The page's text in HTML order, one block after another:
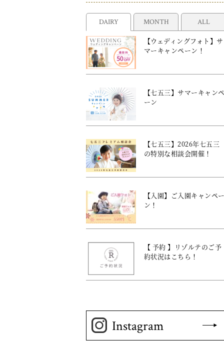
DAIRY MONTH ALL
【ウェディングフォト】サ
マーキャンペーン！
【七五三】サマーキャンペ
ーン
【七五三】2026年七五三
の特別な相談会開催！
【入園】ご入園キャンペー
ン！
【 予約 】リゾルテのご予
約状況はこちら！
Instagram